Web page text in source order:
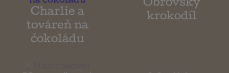
Charlie a
továreň na
čokoládu
Obrovský
krokodíl